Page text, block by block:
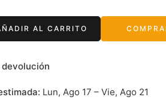
AL CARRITO
Lun, Ago 17 – Vie, Ago 21